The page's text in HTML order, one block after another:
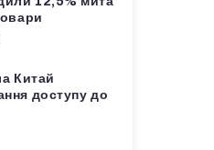
Китай
доступу до